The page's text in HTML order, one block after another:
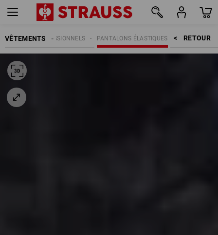
VÊTEMENTS RETOUR    >
PANTALONS ÉLASTIQUES
PROFESSIONNELS